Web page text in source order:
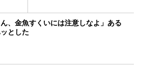
ん、金魚すくいには注意しなよ」ある
とした